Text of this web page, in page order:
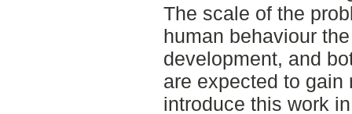
The scale of the
human behaviour
development, and
are expected to gain
introduce this work